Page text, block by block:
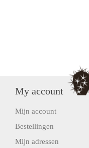
My account
Mijn account
Bestellingen
Mijn adressen